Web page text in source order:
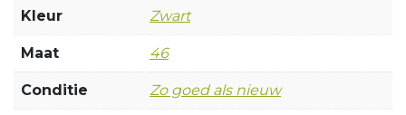
Kleur Zwart
Maat 46
Conditie Zo goed als nieuw